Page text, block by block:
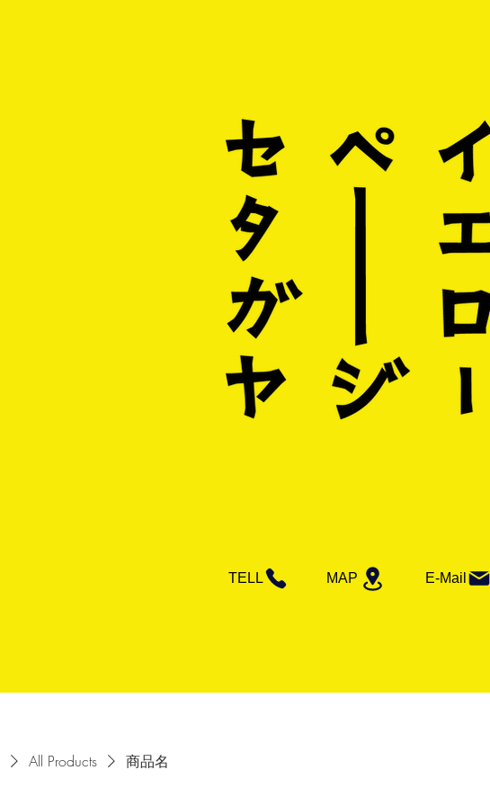
TELL MAP E-Mail
All Products 商品名